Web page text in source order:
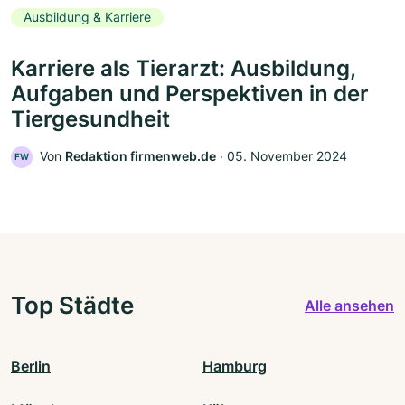
Ausbildung & Karriere
Karriere als Tierarzt: Ausbildung,
Aufgaben und Perspektiven in der
Tiergesundheit
FW Von Redaktion firmenweb.de ‧ 05. November 2024
Top Städte Alle ansehen
Berlin Hamburg